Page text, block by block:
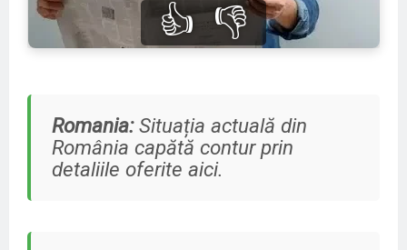
👍 👎
Romania:Situația actuală din
România capătă contur prin
detaliile oferite aici.